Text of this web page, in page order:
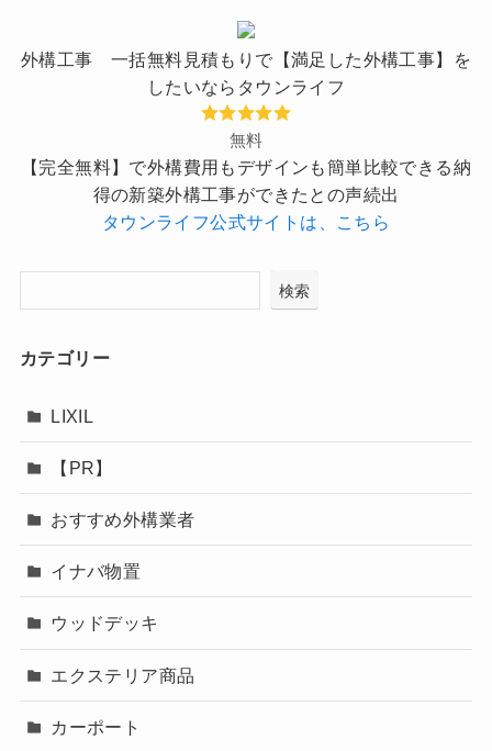
外構工事 一括無料見積もりで【満足した外構工事】を
したいならタウンライフ
無料
【完全無料】で外構費用もデザインも簡単比較できる納
得の新築外構工事ができたとの声続出
タウンライフ公式サイトは、こちら
検索
カテゴリー
LIXIL
【PR】
おすすめ外構業者
イナバ物置
ウッドデッキ
エクステリア商品
カーポート